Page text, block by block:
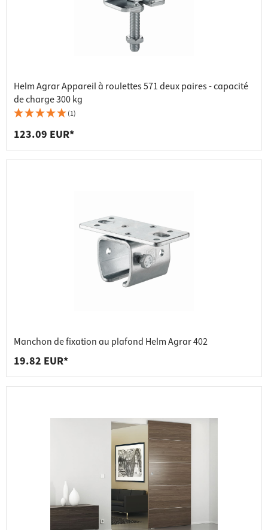
Helm Agrar Appareil à roulettes 571 deux paires - capacité
de charge 300 kg
(1)
123.09 EUR*
Manchon de fixation au plafond Helm Agrar 402
19.82 EUR*